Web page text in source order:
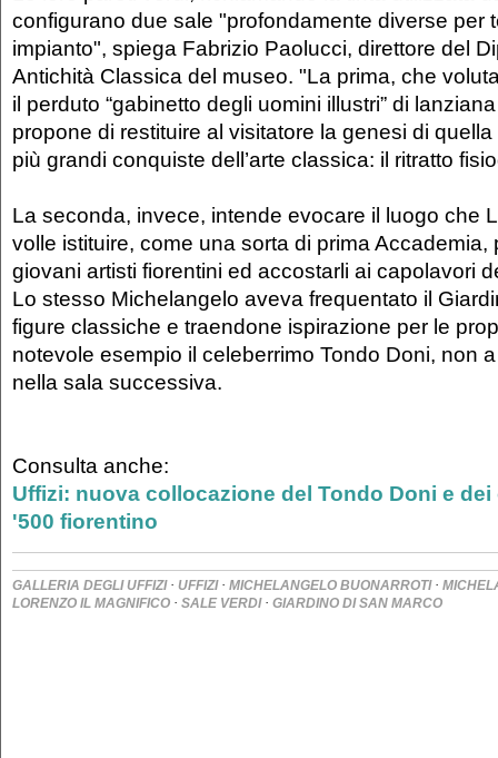
configurano due sale "profondamente diverse per
impianto", spiega Fabrizio Paolucci, direttore del
Antichità Classica del museo. "La prima, che
il perduto “gabinetto degli uomini illustri” di
propone di restituire al visitatore la genesi di
più grandi conquiste dell’arte classica: il ritratto
La seconda, invece, intende evocare il luogo che
volle istituire, come una sorta di prima Accademia,
giovani artisti fiorentini ed accostarli ai capolavori
Lo stesso Michelangelo aveva frequentato il
figure classiche e traendone ispirazione per le
notevole esempio il celeberrimo Tondo Doni, non
nella sala successiva.
Consulta anche:
Uffizi: nuova collocazione del Tondo Doni e
'500 fiorentino
GALLERIA DEGLI UFFIZI· UFFIZI· MICHELANGELO BUONARROTI·
LORENZO IL MAGNIFICO · SALE VERDI· GIARDINO DI SAN MARCO